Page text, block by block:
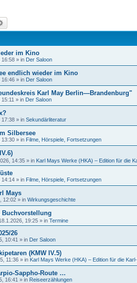
im Kino
16:58 » in Der Saloon
endlich wieder im Kino
16:46 » in Der Saloon
Karl May Berlin—Brandenburg"
» in Der Saloon
17:38 » in Sekundärliteratur
Silbersee
13:30 » in Filme, Hörspiele, Fortsetzungen
14:35 » in Karl Mays Werke (HKA) – Edition für die
14:14 » in Filme, Hörspiele, Fortsetzungen
Mays
12:02 » in Wirkungsgeschichte
Buchvorstellung
19:25 » in Termine
26
10:41 » in Der Saloon
(KMW IV.5)
11:36 » in Karl Mays Werke (HKA) – Edition für die
Sappho-Route …
16:41 » in Reiseerzählungen